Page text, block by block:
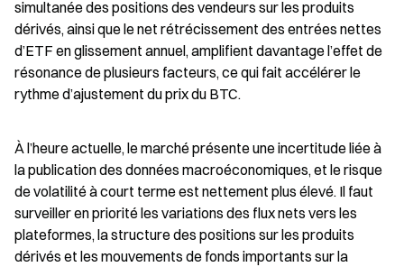
simultanée des positions des vendeurs sur les produits
dérivés, ainsi que le net rétrécissement des entrées nettes
d’ETF en glissement annuel, amplifient davantage l’effet de
résonance de plusieurs facteurs, ce qui fait accélérer le
rythme d’ajustement du prix du BTC.
À l’heure actuelle, le marché présente une incertitude liée à
la publication des données macroéconomiques, et le risque
de volatilité à court terme est nettement plus élevé. Il faut
surveiller en priorité les variations des flux nets vers les
plateformes, la structure des positions sur les produits
dérivés et les mouvements de fonds importants sur la